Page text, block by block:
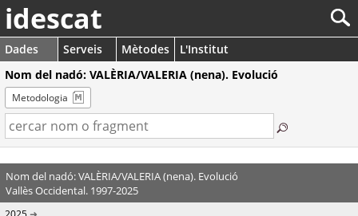
idescat
Dades Serveis Mètodes
L'Institut
Nom del nadó: VALÈRIA/VALERIA (nena). Evolució
Metodologia
Nom del nadó: VALÈRIA/VALERIA (nena). Evolució
Vallès Occidental. 1997-2025